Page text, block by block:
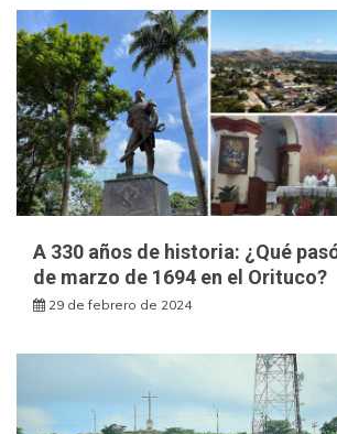
A 330 años de historia: ¿Qué
de marzo de 1694 en el Orituco?
29 de febrero de 2024